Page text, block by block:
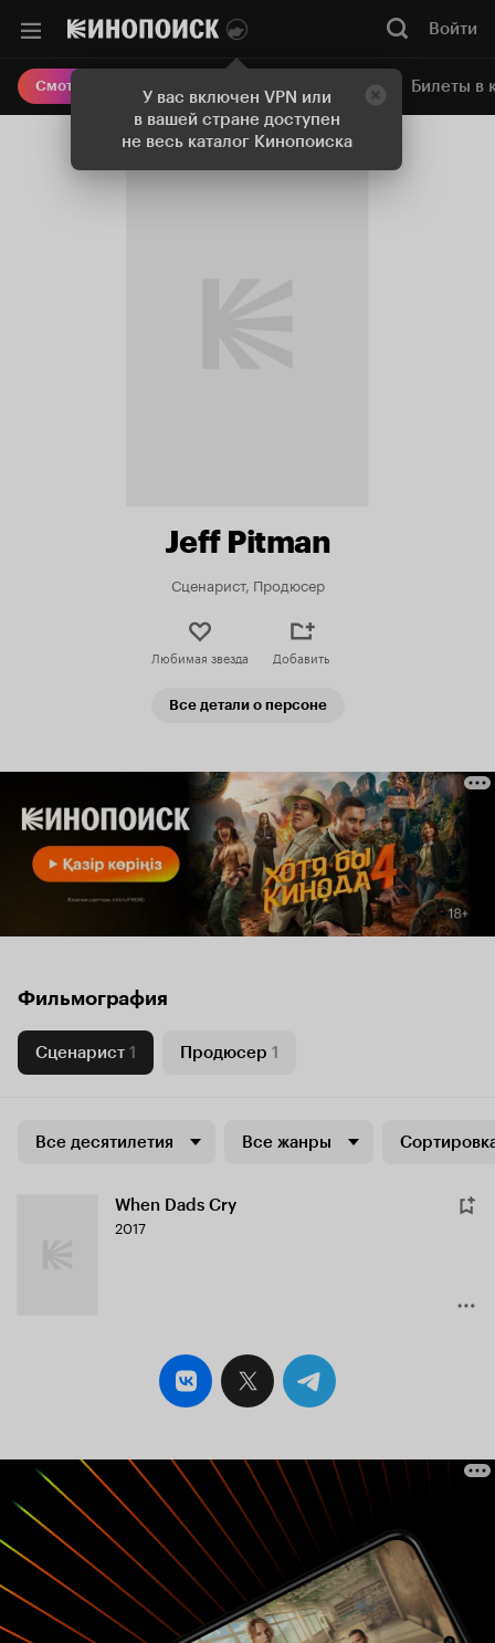
У вас включен VPN или
в вашей стране доступен
не весь каталог Кинопоиска
Войти
Смотреть кино Онлайн-кинотеатр Билеты в
Jeff Pitman
Сценарист, Продюсер
Любимая звезда Добавить
Все детали о персоне
Фильмография
Сценарист 1 Продюсер 1
Все десятилетия Все жанры
When Dads Cry
2017